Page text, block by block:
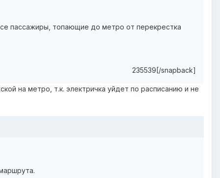
пассажиры, топающие до метро от перекрестка
235539[/snapback]
на метро, т.к. электричка уйдет по расписанию и не